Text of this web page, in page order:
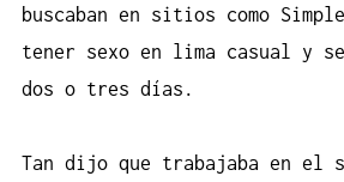
buscaban en sitios como
tener sexo en lima casual y
dos o tres días.
Tan dijo que trabajaba en el